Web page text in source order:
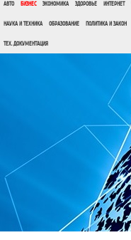
АВТО БИЗНЕС ЭКОНОМИКА ЗДОРОВЬЕ ИНТЕРНЕТ
НАУКА И ТЕХНИКА ОБРАЗОВАНИЕ ПОЛИТИКА И ЗАКОН
ТЕХ. ДОКУМЕНТАЦИЯ